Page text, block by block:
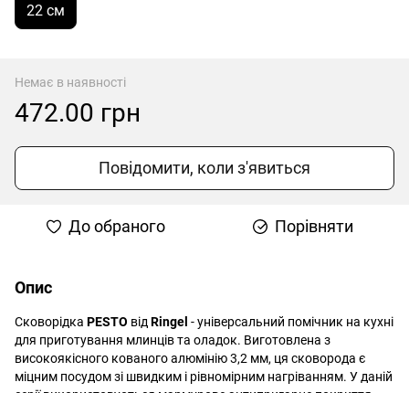
22 см
Немає в наявності
472.00 грн
Повідомити, коли з'явиться
До обраного Порівняти
Опис
Сковорідка PESTO від Ringel - універсальний помічник на кухні
для приготування млинців та оладок. Виготовлена з
високоякісного кованого алюмінію 3,2 мм, ця сковорода є
міцним посудом зі швидким і рівномірним нагріванням. У даній